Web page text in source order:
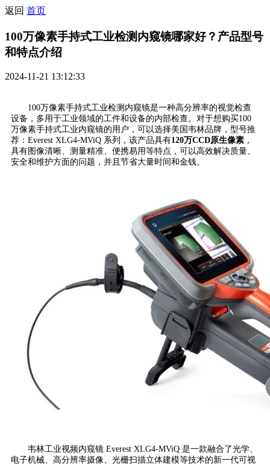
返回 首页
100万像素手持式工业检测内窥镜哪家好？产品型号
和特点介绍
2024-11-21 13:12:33
100万像素手持式工业检测内窥镜是一种高分辨率的视觉检查
设备，多用于工业领域的工件和设备的内部检查。对于想购买100
万像素手持式工业内窥镜的用户，可以选择美国韦林品牌，型号推
荐：Everest XLG4-MViQ 系列，该产品具有120万CCD原生像素 ，
具有图像清晰、测量精准、便携易用等特点，可以高效解决质量、
安全和维护方面的问题，并且节省大量时间和金钱。
韦林工业视频内窥镜 Everest XLG4-MViQ 是一款融合了光学、
电子机械、高分辨率摄像、光栅扫描立体建模等技术的新一代可视